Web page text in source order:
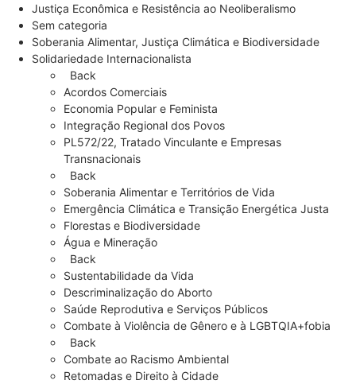
Justiça Econômica e Resistência ao Neoliberalismo
Sem categoria
Soberania Alimentar, Justiça Climática e Biodiversidade
Solidariedade Internacionalista
Back
Acordos Comerciais
Economia Popular e Feminista
Integração Regional dos Povos
PL572/22, Tratado Vinculante e Empresas
Transnacionais
Back
Soberania Alimentar e Territórios de Vida
Emergência Climática e Transição Energética Justa
Florestas e Biodiversidade
Água e Mineração
Back
Sustentabilidade da Vida
Descriminalização do Aborto
Saúde Reprodutiva e Serviços Públicos
Combate à Violência de Gênero e à LGBTQIA+fobia
Back
Combate ao Racismo Ambiental
Retomadas e Direito à Cidade